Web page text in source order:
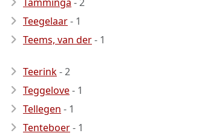
Teegelaar- 1
Teems, van der- 1
Teerink- 2
Teggelove- 1
Tellegen - 1
Tenteboer- 1